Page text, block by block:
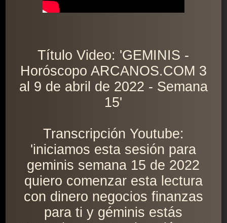
Título Video: 'GEMINIS -
Horóscopo ARCANOS.COM 3
al 9 de abril de 2022 - Semana
15'
Transcripción Youtube:
'iniciamos esta sesión para
geminis semana 15 de 2022
quiero comenzar esta lectura
con dinero negocios finanzas
para ti y géminis estás